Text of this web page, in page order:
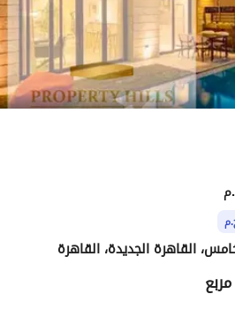
القاهرة الجديدة، القاهرة